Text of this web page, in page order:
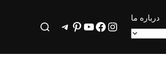
درباره ما
اینستاگرم
فیس‌بوک
یوتیوب
پینترست
تلگرام
Search